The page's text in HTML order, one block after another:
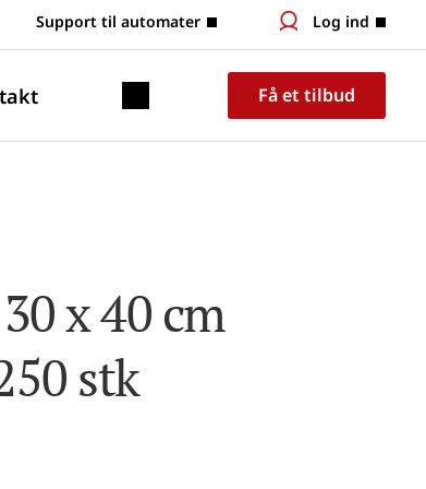
Support til automater Log ind
Få et tilbud
x 40 cm
stk